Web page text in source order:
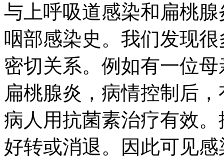
与上呼吸道感染和扁桃
咽部感染史。我们发现
密切关系。例如有一位
扁桃腺炎，病情控制后
病人用抗菌素治疗有效
好转或消退。因此可见